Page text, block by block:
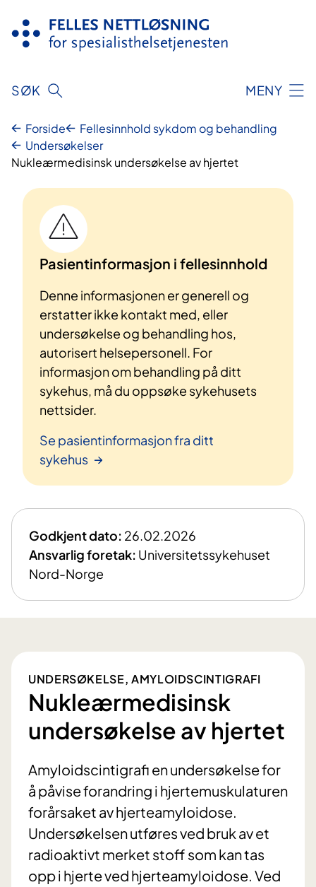
innhold
SØK MENY
Forside
Fellesinnhold sykdom og behandling
Undersøkelser
Nukleærmedisinsk undersøkelse av hjertet
Pasientinformasjon i fellesinnhold
Denne informasjonen er generell og
erstatter ikke kontakt med, eller
undersøkelse og behandling hos,
autorisert helsepersonell. For
informasjon om behandling på ditt
sykehus, må du oppsøke sykehusets
nettsider.
Se pasientinformasjon fra ditt
sykehus
Godkjent dato: 26.02.2026
Ansvarlig foretak: Universitetssykehuset
Nord-Norge
UNDERSØKELSE, AMYLOIDSCINTIGRAFI
Nukleærmedisinsk
undersøkelse av hjertet
Amyloidscintigrafi en undersøkelse for
å påvise forandring i hjertemuskulaturen
forårsaket av hjerteamyloidose.
Undersøkelsen utføres ved bruk av et
radioaktivt merket stoff som kan tas
opp i hjerte ved hjerteamyloidose. Ved